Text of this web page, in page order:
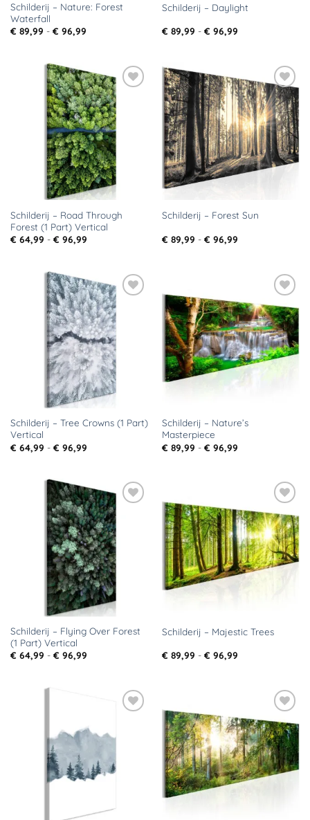
Schilderij – Nature: Forest
Waterfall
€ 89,99 - € 96,99Prijsklasse:
Schilderij – Daylight
€ 89,99 - € 96,99Prijsklasse:
Toevoegen
aan
verlanglijst
Schilderij – Road Through
Forest (1 Part) Vertical
€ 64,99 - € 96,99Prijsklasse:
Toevoegen
aan
verlanglijst
Schilderij – Forest Sun
€ 89,99 - € 96,99Prijsklasse:
Toevoegen
aan
verlanglijst
Schilderij – Tree Crowns (1 Part)
Vertical
€ 64,99 - € 96,99Prijsklasse:
Toevoegen
aan
verlanglijst
Schilderij – Nature’s
Masterpiece
€ 89,99 - € 96,99Prijsklasse:
Toevoegen
aan
verlanglijst
Schilderij – Flying Over Forest
(1 Part) Vertical
€ 64,99 - € 96,99Prijsklasse:
Toevoegen
aan
verlanglijst
Schilderij – Majestic Trees
€ 89,99 - € 96,99Prijsklasse:
verlanglijst
Toevoegen
aan
verlanglijst